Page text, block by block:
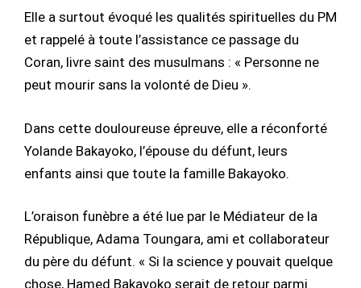
Elle a surtout évoqué les qualités spirituelles du PM
et rappelé à toute l’assistance ce passage du
Coran, livre saint des musulmans : « Personne ne
peut mourir sans la volonté de Dieu ».
Dans cette douloureuse épreuve, elle a réconforté
Yolande Bakayoko, l’épouse du défunt, leurs
enfants ainsi que toute la famille Bakayoko.
L’oraison funèbre a été lue par le Médiateur de la
République, Adama Toungara, ami et collaborateur
du père du défunt. « Si la science y pouvait quelque
chose, Hamed Bakayoko serait de retour parmi